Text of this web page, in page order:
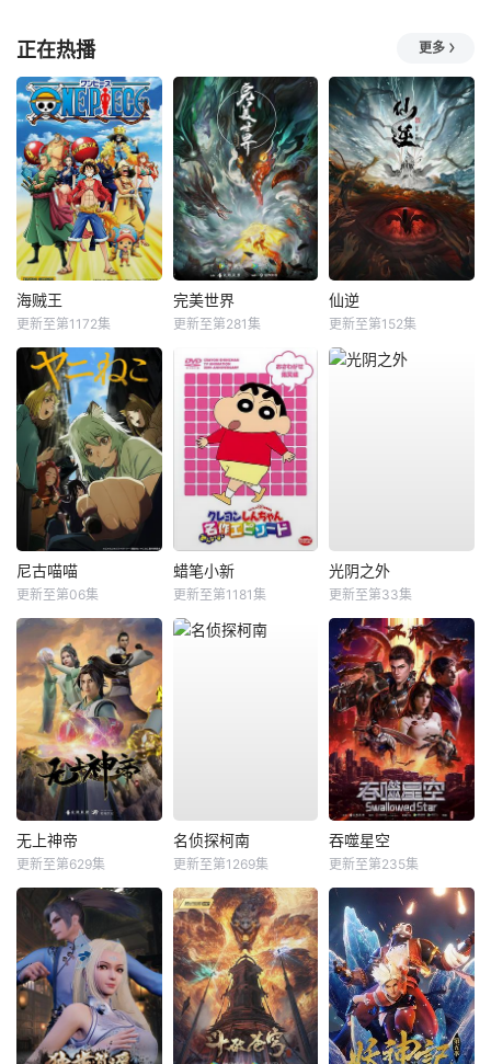
正在热播 更多
海贼王
更新至第1172集
完美世界
更新至第281集
仙逆
更新至第152集
尼古喵喵
更新至第06集
蜡笔小新
更新至第1181集
光阴之外
更新至第33集
无上神帝
更新至第629集
名侦探柯南
更新至第1269集
吞噬星空
更新至第235集